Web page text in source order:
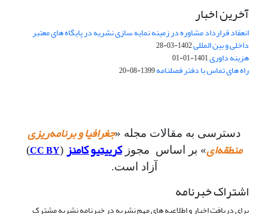
آخرین اخبار
انعقاد قرارداد مشاوره در زمینه نمایه سازی نشریه در پایگاه های معتبر
داخلی و بین المللی1402-03-28
هزینه داوری1401-01-01
راه های تماس با دفتر فصلنامه1399-08-20
دسترسی به مقالات مجله «جغرافیا و برنامه‌ریزی
منطقه‌ای» بر اساس مجوزکرییتیو کامنز (
CC BY
)
آزاد است.
اشتراک خبرنامه
برای دریافت اخبار و اطلاعیه های مهم نشریه در خبرنامه نشریه مشترک